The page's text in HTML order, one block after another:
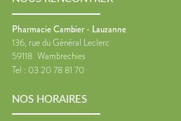
Pharmacie Cambier - Lauzanne
136, rue du Général Leclerc
59118 Wambrechies
Tel : 03 20 78 81 70
NOS HORAIRES